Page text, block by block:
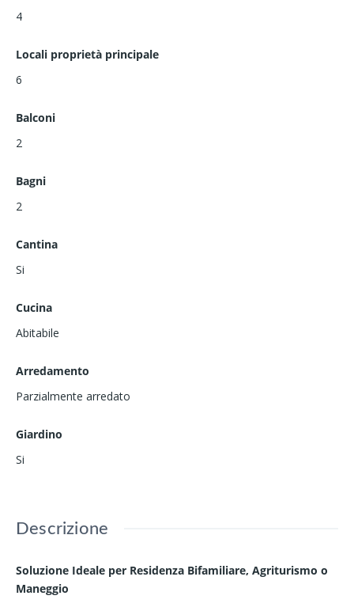
4
Locali proprietà principale
6
Balconi
2
Bagni
2
Cantina
Si
Cucina
Abitabile
Arredamento
Parzialmente arredato
Giardino
Si
Descrizione
Soluzione Ideale per Residenza Bifamiliare, Agriturismo o
Maneggio